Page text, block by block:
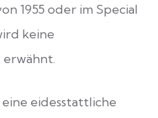
1955 oder im Special
keine
eine eidesstattliche